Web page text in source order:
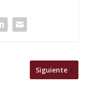
Siguiente